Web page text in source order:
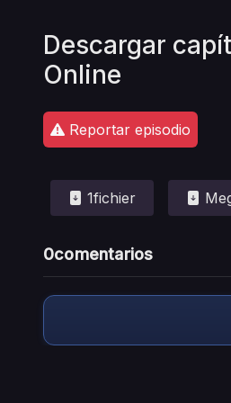
Descargar
Online
Reportar episodio
1fichier
0comentarios